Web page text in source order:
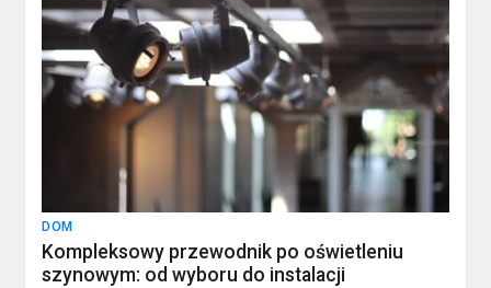
DOM
Kompleksowy przewodnik po oświetleniu
szynowym: od wyboru do instalacji